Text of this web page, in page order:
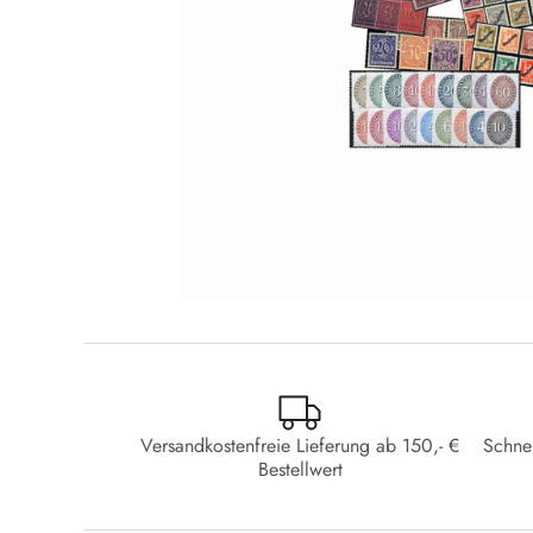
Versandkostenfreie Lieferung ab 150,- €
Bestellwert